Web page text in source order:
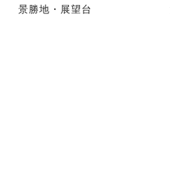
景勝地・展望台